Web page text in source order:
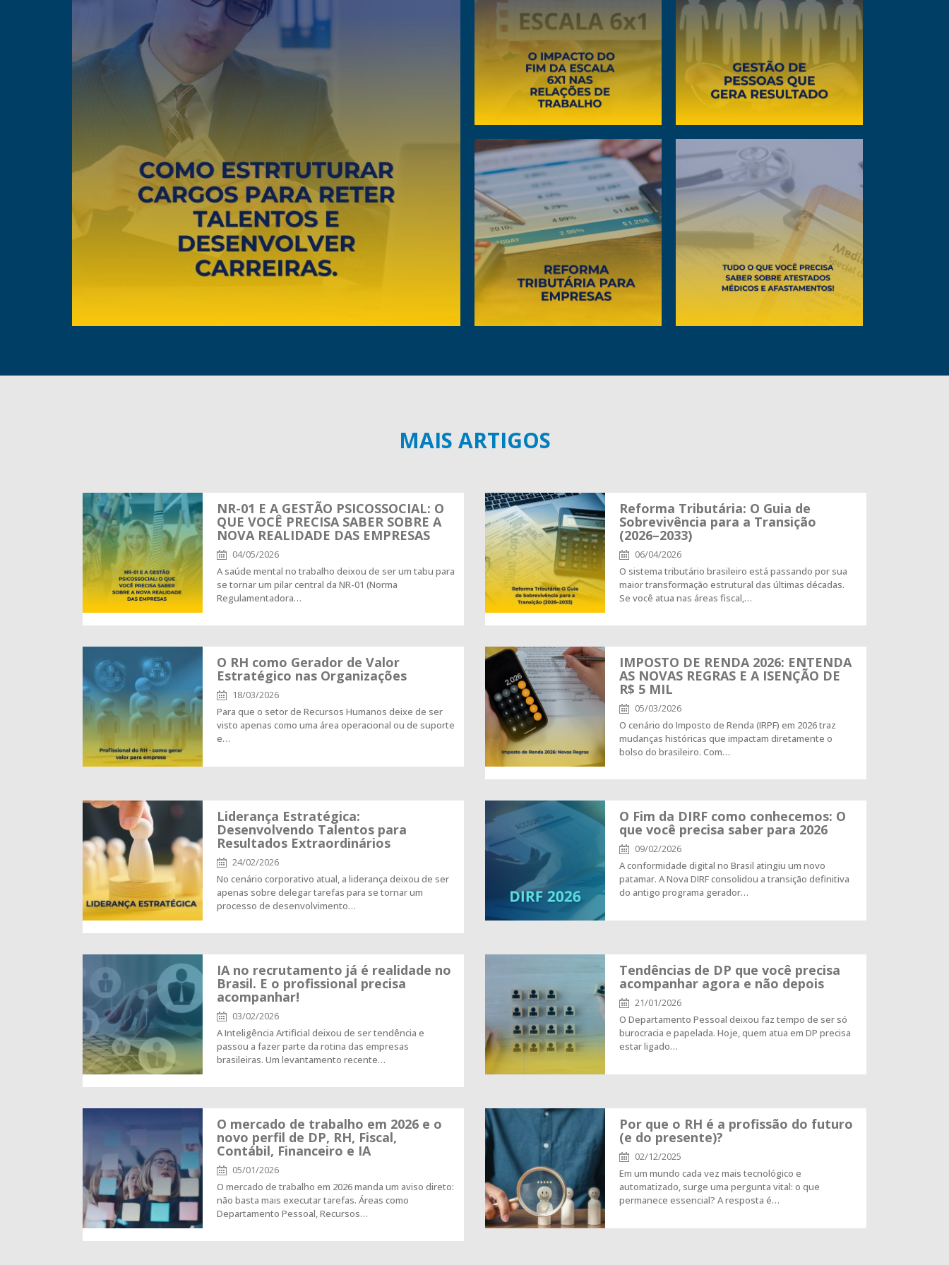
MAIS ARTIGOS
NR-01 E A GESTÃO PSICOSSOCIAL: O
QUE VOCÊ PRECISA SABER SOBRE A
NOVA REALIDADE DAS EMPRESAS
04/05/2026
A saúde mental no trabalho deixou de ser um tabu para
se tornar um pilar central da NR-01 (Norma
Regulamentadora…
Reforma Tributária: O Guia de
Sobrevivência para a Transição
(2026–2033)
06/04/2026
O sistema tributário brasileiro está passando por sua
maior transformação estrutural das últimas décadas.
Se você atua nas áreas fiscal,…
O RH como Gerador de Valor
Estratégico nas Organizações
18/03/2026
Para que o setor de Recursos Humanos deixe de ser
visto apenas como uma área operacional ou de suporte
e…
IMPOSTO DE RENDA 2026: ENTENDA
AS NOVAS REGRAS E A ISENÇÃO DE
R$ 5 MIL
05/03/2026
O cenário do Imposto de Renda (IRPF) em 2026 traz
mudanças históricas que impactam diretamente o
bolso do brasileiro. Com…
Liderança Estratégica:
Desenvolvendo Talentos para
Resultados Extraordinários
24/02/2026
No cenário corporativo atual, a liderança deixou de ser
apenas sobre delegar tarefas para se tornar um
processo de desenvolvimento…
O Fim da DIRF como conhecemos: O
que você precisa saber para 2026
09/02/2026
A conformidade digital no Brasil atingiu um novo
patamar. A Nova DIRF consolidou a transição definitiva
do antigo programa gerador…
IA no recrutamento já é realidade no
Brasil. E o profissional precisa
acompanhar!
03/02/2026
A Inteligência Artificial deixou de ser tendência e
passou a fazer parte da rotina das empresas
brasileiras. Um levantamento recente…
Tendências de DP que você precisa
acompanhar agora e não depois
21/01/2026
O Departamento Pessoal deixou faz tempo de ser só
burocracia e papelada. Hoje, quem atua em DP precisa
estar ligado…
O mercado de trabalho em 2026 e o
novo perfil de DP, RH, Fiscal,
Contábil, Financeiro e IA
05/01/2026
O mercado de trabalho em 2026 manda um aviso direto:
não basta mais executar tarefas. Áreas como
Departamento Pessoal, Recursos…
Por que o RH é a profissão do futuro
(e do presente)?
02/12/2025
Em um mundo cada vez mais tecnológico e
automatizado, surge uma pergunta vital: o que
permanece essencial? A resposta é…